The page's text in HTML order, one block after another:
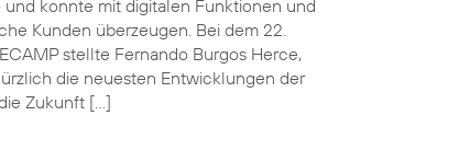
konnte mit digitalen Funktionen und
Kunden überzeugen. Bei dem 22.
stellte Fernando Burgos Herce,
die neuesten Entwicklungen der
Zukunft […]